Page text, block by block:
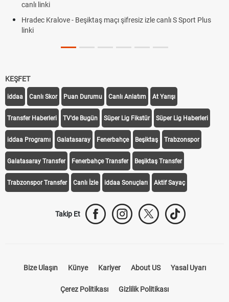
canlı linki
Hradec Kralove - Beşiktaş maçı şifresiz izle canlı S Sport Plus
linki
KEŞFET
iddaa Canlı Skor Puan Durumu Canlı Anlatım At Yarışı
Transfer Haberleri TV'de Bugün Süper Lig Fikstür Süper Lig Haberleri
iddaa Programı Galatasaray Fenerbahçe Beşiktaş Trabzonspor
Galatasaray Transfer Fenerbahçe Transfer Beşiktaş Transfer
Trabzonspor Transfer Canlı İzle iddaa Sonuçları Aktif Sayaç
Takip Et
Bize Ulaşın Künye Kariyer About US Yasal Uyarı
Çerez Politikası Gizlilik Politikası